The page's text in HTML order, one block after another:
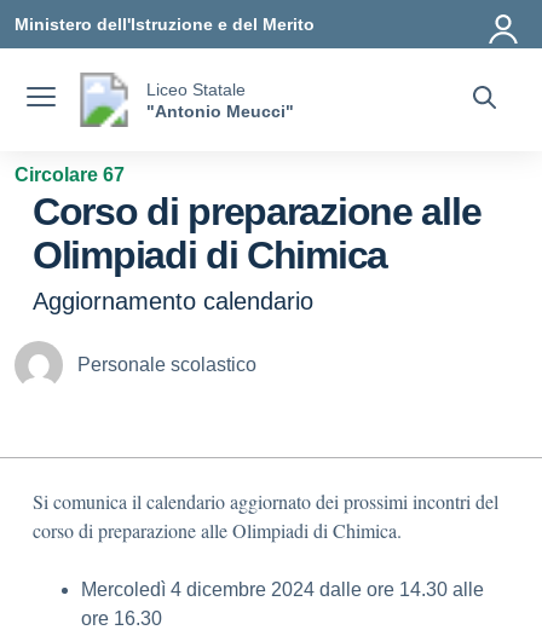
Ministero dell'Istruzione e del Merito
Liceo Statale
"Antonio Meucci"
Circolare 67
Corso di preparazione alle
Olimpiadi di Chimica
Aggiornamento calendario
Personale scolastico
Si comunica il calendario aggiornato dei prossimi incontri del
corso di preparazione alle Olimpiadi di Chimica.
Mercoledì 4 dicembre 2024 dalle ore 14.30 alle
ore 16.30